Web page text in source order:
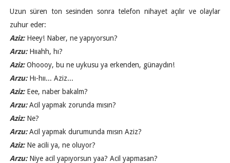
Uzun süren ton sesinden sonra telefon nihayet açılır ve olaylar
zuhur eder:
Aziz:Heey! Naber, ne yapıyorsun?
Arzu:Hııahh, hı?
Aziz:Ohoooy, bu ne uykusu ya erkenden, günaydın!
Arzu:Hı-hıı... Aziz...
Aziz:Eee, naber bakalm?
Arzu:Acil yapmak zorunda mısın?
Aziz:Ne?
Arzu:Acil yapmak durumunda mısın Aziz?
Aziz:Ne acili ya, ne oluyor?
Arzu:Niye acil yapıyorsun yaa? Acil yapmasan?